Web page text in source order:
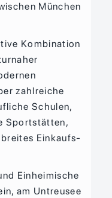
München
Kombination
zahlreiche
Schulen,
Sportstätten,
Einkaufs-
Einheimische
am Untreusee